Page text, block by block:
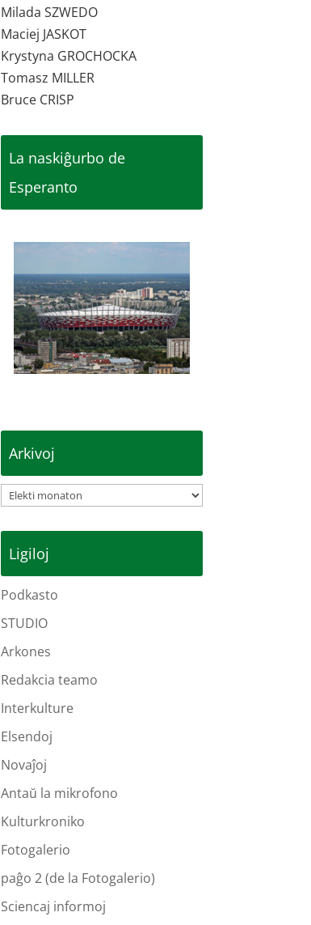
Milada SZWEDO
Maciej JASKOT
Krystyna GROCHOCKA
Tomasz MILLER
Bruce CRISP
La naskiĝurbo de
Esperanto
Arkivoj
Arkivoj
Ligiloj
Podkasto
STUDIO
Arkones
Redakcia teamo
Interkulture
Elsendoj
Novaĵoj
Antaŭ la mikrofono
Kulturkroniko
Fotogalerio
paĝo 2 (de la Fotogalerio)
Sciencaj informoj